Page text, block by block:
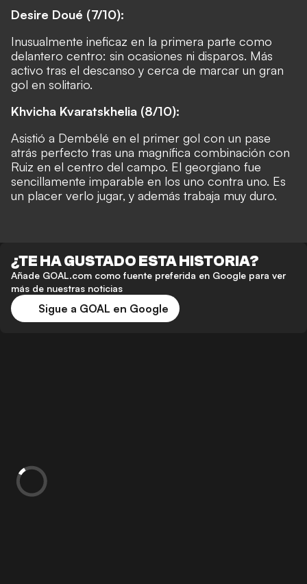
Desire Doué (7/10):
Inusualmente ineficaz en la primera parte como
delantero centro: sin ocasiones ni disparos. Más
activo tras el descanso y cerca de marcar un gran
gol en solitario.
Khvicha Kvaratskhelia (8/10):
Asistió a Dembélé en el primer gol con un pase
atrás perfecto tras una magnífica combinación con
Ruiz en el centro del campo. El georgiano fue
sencillamente imparable en los uno contra uno. Es
un placer verlo jugar, y además trabaja muy duro.
¿TE HA GUSTADO ESTA HISTORIA?
Añade GOAL.com como fuente preferida en Google para ver
más de nuestras noticias
Sigue a GOAL en Google